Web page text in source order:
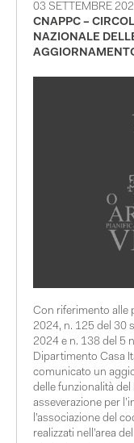
03 SETTEMBRE
CNAPPC –
NAZIONALE
Con riferimento alle
2024, n. 125 del 30
2024 e n. 138 del 5
Dipartimento Casa
comunicato un
delle funzionalità
asseverazione per
l’associazione del
realizzati nell’area